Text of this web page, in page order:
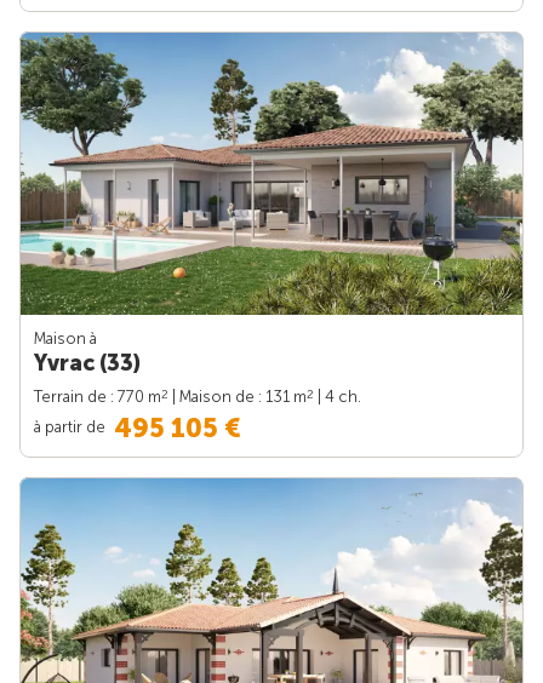
Maison à
Yvrac (33)
Terrain de : 770 m2 | Maison de : 131 m2
| 4 ch.
à partir de 495 105 €